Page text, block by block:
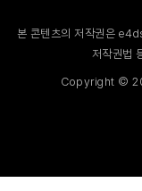
본 콘텐츠의 저작권은
저작권법
Copyright ©